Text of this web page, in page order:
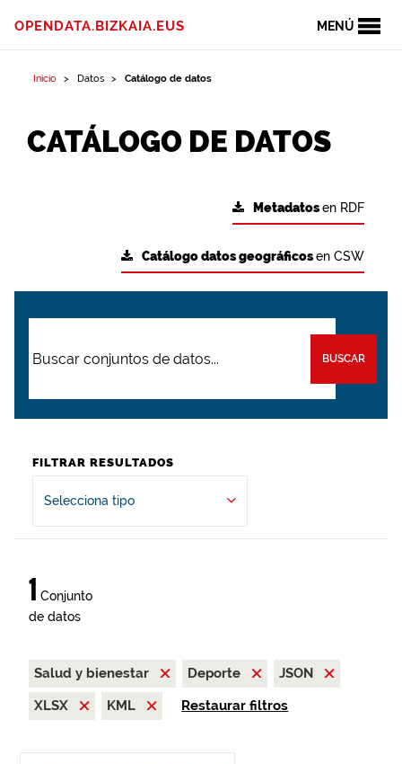
MENÚ
OPENDATA.BIZKAIA.EUS
Inicio Datos Catálogo de datos
CATÁLOGO DE DATOS
Metadatosen RDF
Catálogo datos geográficosen CSW
BUSCAR
FILTRAR RESULTADOS
Selecciona tipo
1 Conjunto
de datos
Salud y bienestar Deporte
JSON
XLSX
KML Restaurar filtros